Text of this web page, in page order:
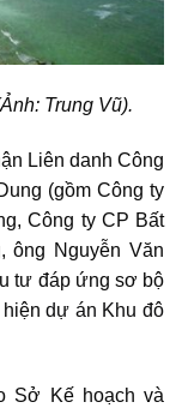
Trung Vũ).
Liên danh Công
(gồm Công ty
Công ty CP Bất
ông Nguyễn Văn
tư đáp ứng sơ bộ
hiệndự án Khu đô
Sở Kế hoạch và